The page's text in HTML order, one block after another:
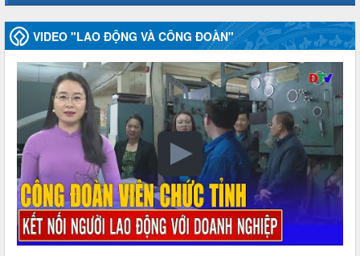
VIDEO "LAO ĐỘNG VÀ CÔNG ĐOÀN"